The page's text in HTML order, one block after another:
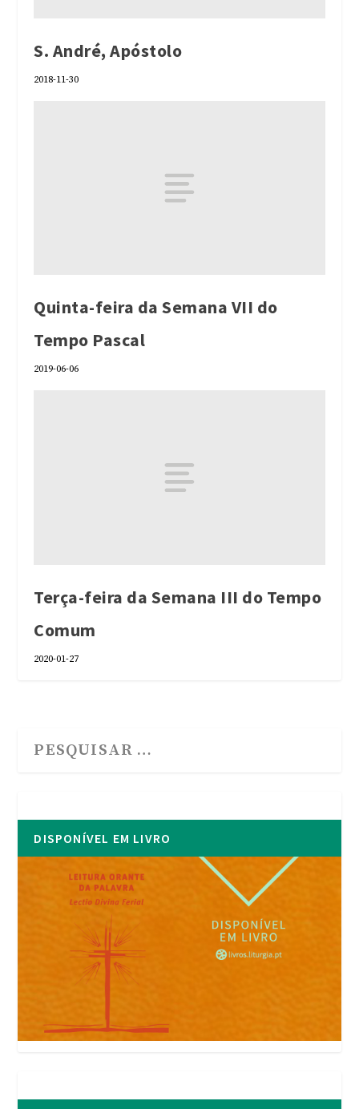
S. André, Apóstolo
2018-11-30
Quinta-feira da Semana VII do
Tempo Pascal
2019-06-06
Terça-feira da Semana III do Tempo
Comum
2020-01-27
DISPONÍVEL EM LIVRO